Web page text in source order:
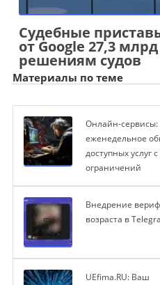
Судебные
от Google 27,3
решениям судов
Материалы по теме
Онлайн-сервисы:
еженедельное
доступных услуг
ограничений
Внедрение
возраста в
UEfima.RU: Ваш